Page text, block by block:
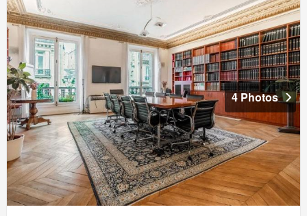
4 Photos